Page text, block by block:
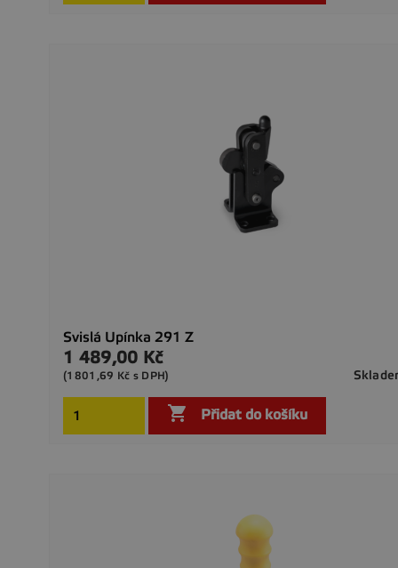
Svislá Upínka 291 Z
Cena
1 489,00 Kč
(1801,69 Kč s DPH)
 Přidat do košíku